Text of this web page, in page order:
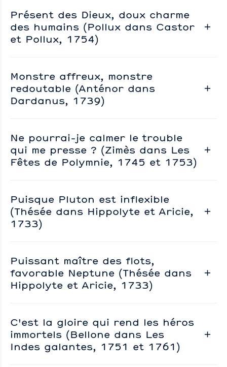
Présent des Dieux, doux charme
des humains (Pollux dans Castor
et Pollux, 1754)
Monstre affreux, monstre
redoutable (Anténor dans
Dardanus, 1739)
Ne pourrai-je calmer le trouble
qui me presse ? (Zimès dans Les
Fêtes de Polymnie, 1745 et 1753)
Puisque Pluton est inflexible
(Thésée dans Hippolyte et Aricie,
1733)
Puissant maître des flots,
favorable Neptune (Thésée dans
Hippolyte et Aricie, 1733)
C'est la gloire qui rend les héros
immortels (Bellone dans Les
Indes galantes, 1751 et 1761)